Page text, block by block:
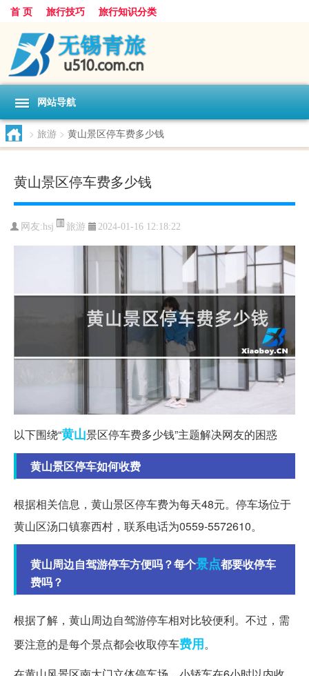
首 页 旅行技巧 旅行知识分类
网站导航
> 旅游 > 黄山景区停车费多少钱
黄山景区停车费多少钱
网友:hsj 旅游 2024-01-16 12:18:22
以下围绕“黄山景区停车费多少钱”主题解决网友的困惑
黄山景区停车如何收费
根据相关信息，黄山景区停车费为每天48元。停车场位于
黄山区汤口镇寨西村，联系电话为0559-5572610。
黄山周边自驾游停车方便吗？每个景点都要收停车
费吗？
根据了解，黄山周边自驾游停车相对比较便利。不过，需
要注意的是每个景点都会收取停车费用。